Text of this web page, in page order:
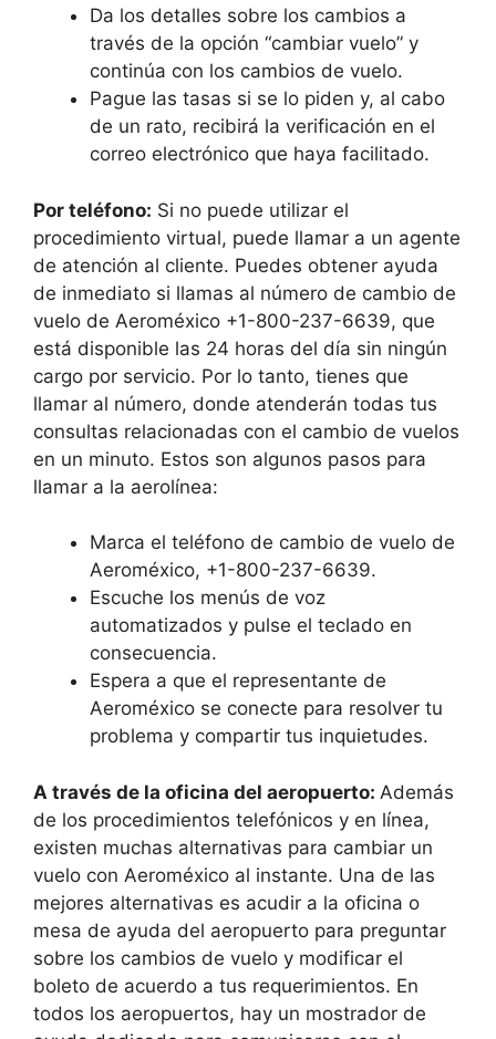
Da los detalles sobre los cambios a
través de la opción “cambiar vuelo” y
continúa con los cambios de vuelo.
Pague las tasas si se lo piden y, al cabo
de un rato, recibirá la verificación en el
correo electrónico que haya facilitado.
Por teléfono: Si no puede utilizar el
procedimiento virtual, puede llamar a un agente
de atención al cliente. Puedes obtener ayuda
de inmediato si llamas al número de cambio de
vuelo de Aeroméxico +1-800-237-6639, que
está disponible las 24 horas del día sin ningún
cargo por servicio. Por lo tanto, tienes que
llamar al número, donde atenderán todas tus
consultas relacionadas con el cambio de vuelos
en un minuto. Estos son algunos pasos para
llamar a la aerolínea:
Marca el teléfono de cambio de vuelo de
Aeroméxico, +1-800-237-6639.
Escuche los menús de voz
automatizados y pulse el teclado en
consecuencia.
Espera a que el representante de
Aeroméxico se conecte para resolver tu
problema y compartir tus inquietudes.
A través de la oficina del aeropuerto: Además
de los procedimientos telefónicos y en línea,
existen muchas alternativas para cambiar un
vuelo con Aeroméxico al instante. Una de las
mejores alternativas es acudir a la oficina o
mesa de ayuda del aeropuerto para preguntar
sobre los cambios de vuelo y modificar el
boleto de acuerdo a tus requerimientos. En
todos los aeropuertos, hay un mostrador de